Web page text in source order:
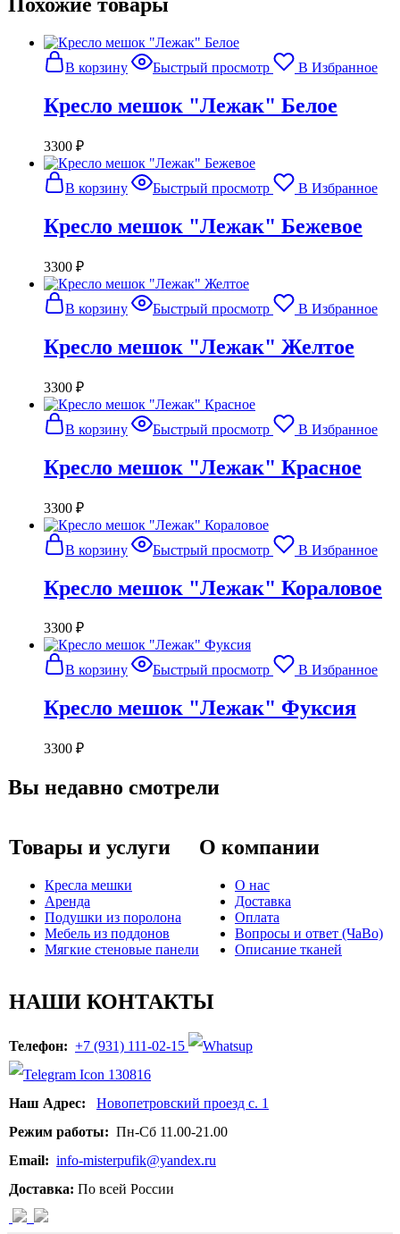
Похожие товары
В корзину Быстрый просмотр В Избранное
Кресло мешок "Лежак" Белое
3300 ₽
В корзину Быстрый просмотр В Избранное
Кресло мешок "Лежак" Бежевое
3300 ₽
В корзину Быстрый просмотр В Избранное
Кресло мешок "Лежак" Желтое
3300 ₽
В корзину Быстрый просмотр В Избранное
Кресло мешок "Лежак" Красное
3300 ₽
В корзину Быстрый просмотр В Избранное
Кресло мешок "Лежак" Кораловое
3300 ₽
В корзину Быстрый просмотр В Избранное
Кресло мешок "Лежак" Фуксия
3300 ₽
Вы недавно смотрели
Товары и услуги
Кресла мешки
Аренда
Подушки из поролона
Мебель из поддонов
Мягкие стеновые панели
О компании
О нас
Доставка
Оплата
Вопросы и ответ (ЧаВо)
Описание тканей
НАШИ КОНТАКТЫ
Телефон: +7 (931) 111-02-15
Наш Адрес: Новопетровский проезд с. 1
Режим работы: Пн-Сб 11.00-21.00
Email: info-misterpufik@yandex.ru
Доставка: По всей России